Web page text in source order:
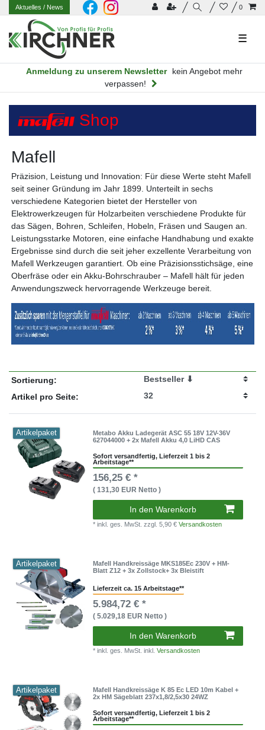
0
Aktuelles/ News
☰
Anmeldung zu unserem Newsletter
kein Angebot mehr
verpassen!
Shop
Mafell
Präzision, Leistung und Innovation: Für diese Werte steht Mafell
seit seiner Gründung im Jahr 1899. Unterteilt in sechs
verschiedene Kategorien bietet der Hersteller von
Elektrowerkzeugen für Holzarbeiten verschiedene Produkte für
das Sägen, Bohren, Schleifen, Hobeln, Fräsen und Saugen an.
Leistungsstarke Motoren, eine einfache Handhabung und exakte
Ergebnisse sind durch die seit jeher exzellente Verarbeitung von
Mafell Werkzeugen garantiert. Ob eine Präzisionsstichsäge, eine
Oberfräse oder ein Akku-Bohrschrauber – Mafell hält für jeden
Anwendungszweck hervorragende Werkzeuge bereit.
Sortierung:
Artikel pro Seite:
Artikelpaket
Metabo Akku Ladegerät ASC 55 18V 12V-36V
627044000 + 2x Mafell Akku 4,0 LiHD CAS
Sofort versandfertig, Lieferzeit 1 bis 2
Arbeitstage**
156,25 € *
( 131,30 EUR Netto )
In den Warenkorb
* inkl. ges. MwSt.zzgl. 5,90 €Versandkosten
Artikelpaket
Mafell Handkreissäge MKS185Ec 230V + HM-
Blatt Z12 + 3x Zollstock+ 3x Bleistift
Lieferzeit ca. 15 Arbeitstage**
5.984,72 € *
( 5.029,18 EUR Netto )
In den Warenkorb
* inkl. ges. MwSt. inkl.Versandkosten
Artikelpaket
Mafell Handkreissäge K 85 Ec LED 10m Kabel +
2x HM Sägeblatt 237x1,8/2,5x30 24WZ
Sofort versandfertig, Lieferzeit 1 bis 2
Arbeitstage**